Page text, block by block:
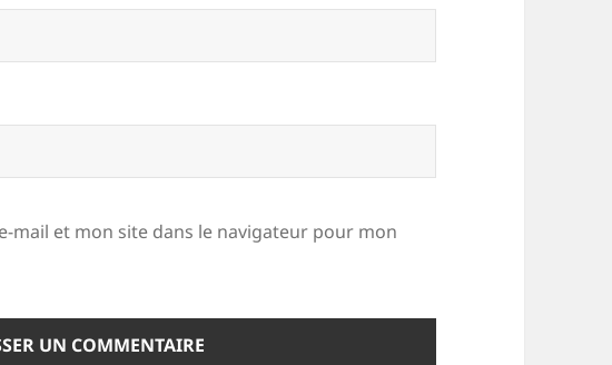
mail et mon site dans le navigateur pour mon